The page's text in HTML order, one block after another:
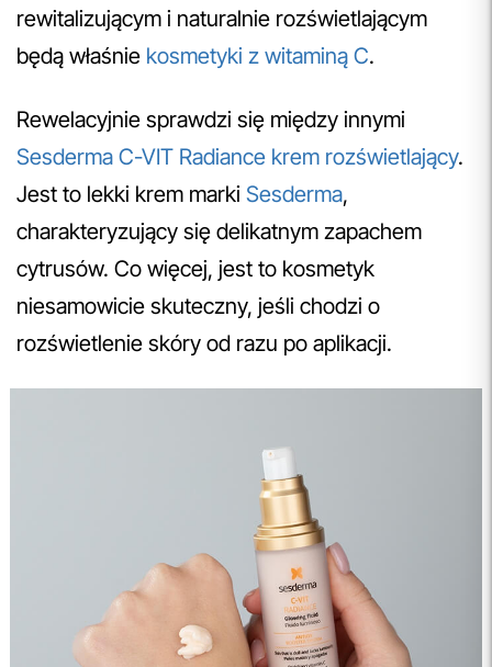
rewitalizującym i naturalnie rozświetlającym
będą właśnie kosmetyki z witaminą C.
Rewelacyjnie sprawdzi się między innymi
Sesderma C-VIT Radiance krem rozświetlający.
Jest to lekki krem marki Sesderma,
charakteryzujący się delikatnym zapachem
cytrusów. Co więcej, jest to kosmetyk
niesamowicie skuteczny, jeśli chodzi o
rozświetlenie skóry od razu po aplikacji.